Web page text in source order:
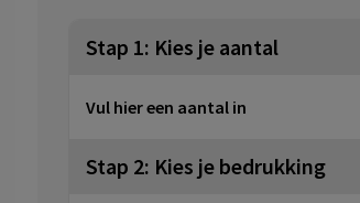
Stap 1: Kies je aantal
Vul hier een aantal in
Stap 2: Kies je bedrukking